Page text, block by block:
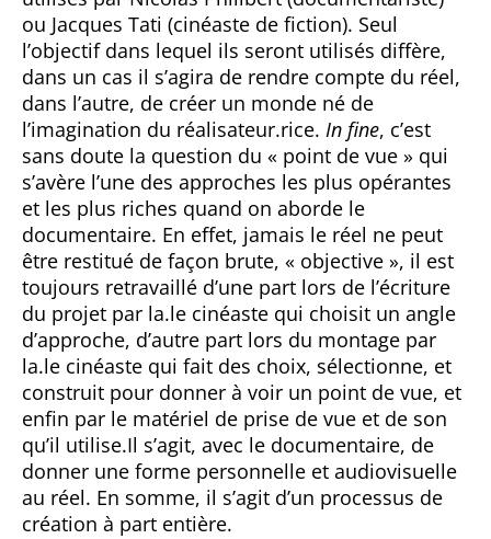
ou Jacques Tati (cinéaste de fiction). Seul
l’objectif dans lequel ils seront utilisés diffère,
dans un cas il s’agira de rendre compte du réel,
dans l’autre, de créer un monde né de
l’imagination du réalisateur.rice. In fine, c’est
sans doute la question du « point de vue » qui
s’avère l’une des approches les plus opérantes
et les plus riches quand on aborde le
documentaire. En effet, jamais le réel ne peut
être restitué de façon brute, « objective », il est
toujours retravaillé d’une part lors de l’écriture
du projet par la.le cinéaste qui choisit un angle
d’approche, d’autre part lors du montage par
la.le cinéaste qui fait des choix, sélectionne, et
construit pour donner à voir un point de vue, et
enfin par le matériel de prise de vue et de son
qu’il utilise.Il s’agit, avec le documentaire, de
donner une forme personnelle et audiovisuelle
au réel. En somme, il s’agit d’un processus de
création à part entière.